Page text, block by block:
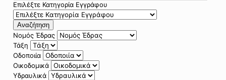
Επιλέξτε Κατηγορία Εγγράφου
Αναζήτηση
Νομός Έδρας
Τάξη
Οδοποιία
Οικοδομικά
Υδραυλικά